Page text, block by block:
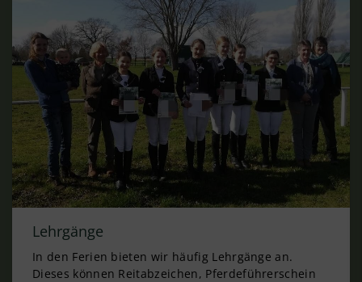
Lehrgänge
In den Ferien bieten wir häufig Lehrgänge an.
Dieses können Reitabzeichen, Pferdeführerschein